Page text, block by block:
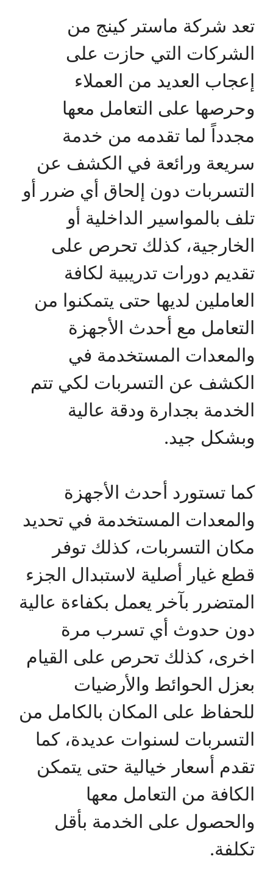
تعد شركة ماستر كينج من
الشركات التي حازت على
إعجاب العديد من العملاء
وحرصها على التعامل معها
مجدداً لما تقدمه من خدمة
سريعة ورائعة في الكشف عن
التسربات دون إلحاق أي ضرر أو
تلف بالمواسير الداخلية أو
الخارجية، كذلك تحرص على
تقديم دورات تدريبية لكافة
العاملين لديها حتى يتمكنوا من
التعامل مع أحدث الأجهزة
والمعدات المستخدمة في
الكشف عن التسربات لكي تتم
الخدمة بجدارة ودقة عالية
وبشكل جيد.
كما تستورد أحدث الأجهزة
والمعدات المستخدمة في تحديد
مكان التسربات، كذلك توفر
قطع غيار أصلية لاستبدال الجزء
المتضرر بآخر يعمل بكفاءة عالية
دون حدوث أي تسرب مرة
اخرى، كذلك تحرص على القيام
بعزل الحوائط والأرضيات
للحفاظ على المكان بالكامل من
التسربات لسنوات عديدة، كما
تقدم أسعار خيالية حتى يتمكن
الكافة من التعامل معها
والحصول على الخدمة بأقل
تكلفة.